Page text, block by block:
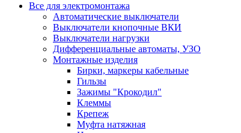
Все для электромонтажа
Автоматические выключатели
Выключатели кнопочные ВКИ
Выключатели нагрузки
Дифференциальные автоматы, УЗО
Монтажные изделия
Бирки, маркеры кабельные
Гильзы
Зажимы "Крокодил"
Клеммы
Крепеж
Муфта натяжная